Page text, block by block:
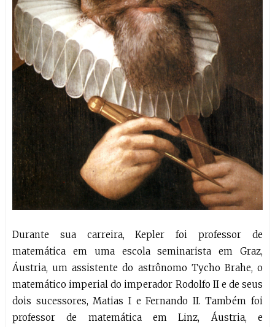
Durante sua carreira, Kepler foi professor de
matemática em uma escola seminarista em Graz,
Áustria, um assistente do astrônomo Tycho Brahe, o
matemático imperial do imperador Rodolfo II e de seus
dois sucessores, Matias I e Fernando II. Também foi
professor de matemática em Linz, Áustria, e